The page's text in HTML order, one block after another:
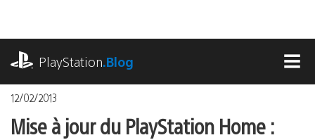
contenu
PlayStation.Blog
12/02/2013
Mise à jour du PlayStation Home :